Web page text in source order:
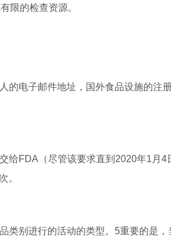
限的检查资源。
的电子邮件地址，国外食品设施的注
给FDA（尽管该要求直到2020年1月
。
类别进行的活动的类型。5重要的是